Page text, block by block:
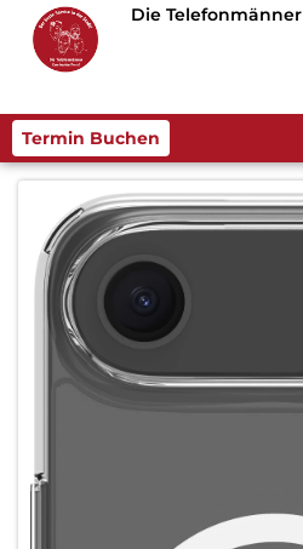
Die Telefonmänner
Termin Buchen